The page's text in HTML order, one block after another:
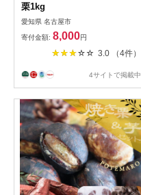
栗1kg
愛知県 名古屋市
寄付金額: 8,000円
3.0 （4件）
4サイトで掲載中